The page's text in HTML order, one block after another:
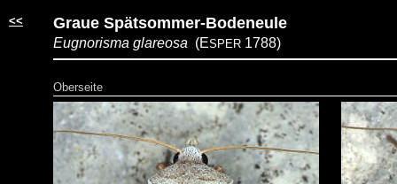
<< Graue Spätsommer-Bodeneule
Eugnorisma glareosa (ESPER 1788)
Oberseite